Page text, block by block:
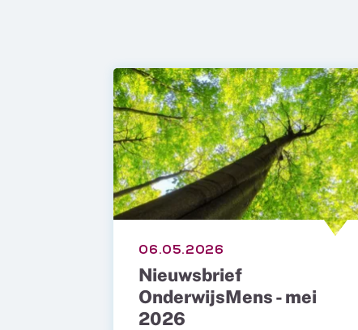
06.05.2026
Nieuwsbrief
OnderwijsMens - mei
2026